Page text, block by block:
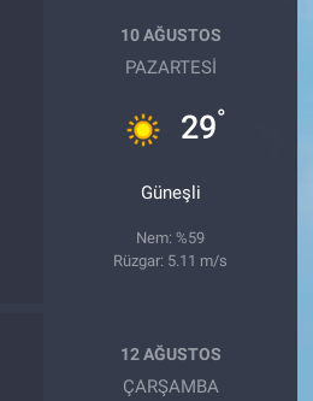
10 AĞUSTOS
PAZARTESI
29°
Güneşli
Nem: %59
Rüzgar: 5.11 m/s
12 AĞUSTOS
ÇARŞAMBA